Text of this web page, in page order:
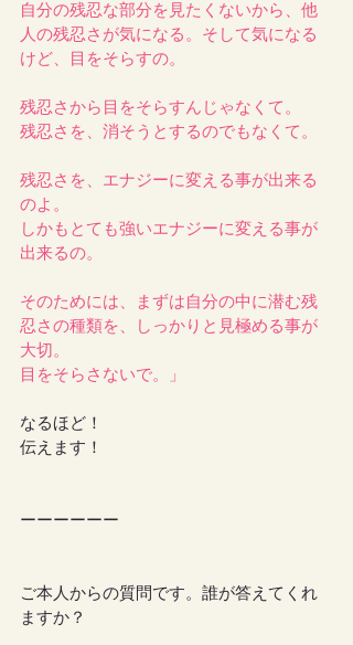
自分の残忍な部分を見たくないから、他
人の残忍さが気になる。そして気になる
けど、目をそらすの。
残忍さから目をそらすんじゃなくて。
残忍さを、消そうとするのでもなくて。
残忍さを、エナジーに変える事が出来る
のよ。
しかもとても強いエナジーに変える事が
出来るの。
そのためには、まずは自分の中に潜む残
忍さの種類を、しっかりと見極める事が
大切。
目をそらさないで。」
なるほど！
伝えます！
ーーーーーー
ご本人からの質問です。誰が答えてくれ
ますか？